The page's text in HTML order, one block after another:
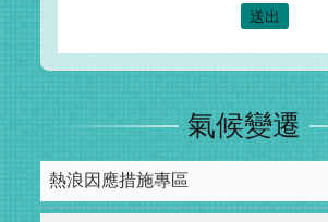
氣候變遷
熱浪因應措施專區